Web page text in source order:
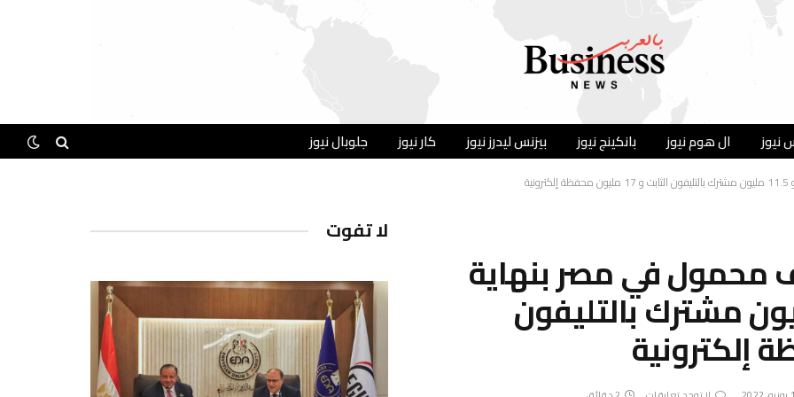
نيوز ال هوم نيوز بانكينج نيوز بيزنس ليدرز نيوز كار نيوز جلوبال نيوز
محمول في مصر بنهاية
و 11.5 مليون مشترك بالتليفون
لا تفوت